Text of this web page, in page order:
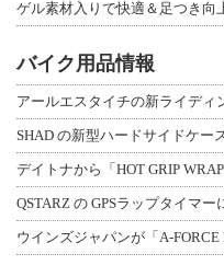
バイク用品情報
SHAD の新型ハードサイドケー
デイトナから「HOT GRIP
QSTARZ の GPSラップタイマ
ウインズジャパンが「A-